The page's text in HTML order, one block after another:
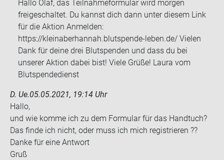
Hallo Olaf, das Teilnahmeformular wird morgen
freigeschaltet. Du kannst dich dann unter diesem Link
für die Aktion Anmelden:
https://kleinaberhannah.blutspende-leben.de/ Vielen
Dank für deine drei Blutspenden und dass du bei
unserer Aktion dabei bist! Viele Grüße! Laura vom
Blutspendedienst
D. Ue.05.05.2021, 19:14 Uhr
Hallo,
und wie komme ich zu dem For­mu­lar für das Hand­tuch?
Das finde ich nicht, oder muss ich mich re­gis­trie­ren ??
Danke für eine Ant­wort
Gruß